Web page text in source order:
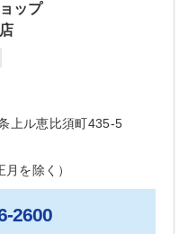
ップ
上ル恵比須町435-5
を除く）
2600